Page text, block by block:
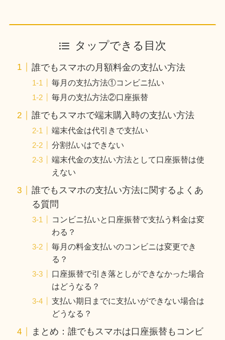
タップできる目次
誰でもスマホの月額料金の支払い方法
毎月の支払方法①コンビニ払い
毎月の支払方法②口座振替
誰でもスマホで端末購入時の支払い方法
端末代金は代引きで支払い
分割払いはできない
端末代金の支払い方法として口座振替は使
えない
誰でもスマホの支払い方法に関するよくあ
る質問
コンビニ払いと口座振替で支払う料金は変
わる？
毎月の料金支払いのコンビニは変更でき
る？
口座振替で引き落としができなかった場合
はどうなる？
支払い期日までに支払いができない場合は
どうなる？
まとめ：誰でもスマホは口座振替もコンビ